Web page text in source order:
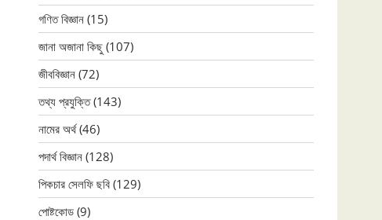
গণিত বিজ্ঞান (15)
জানা অজানা কিছু (107)
জীববিজ্ঞান (72)
তথ্য প্রযুক্তি(143)
নামের অর্থ(46)
পদার্থ বিজ্ঞান (128)
পিকচার সেলফি ছবি (129)
পোষ্টকোড (9)